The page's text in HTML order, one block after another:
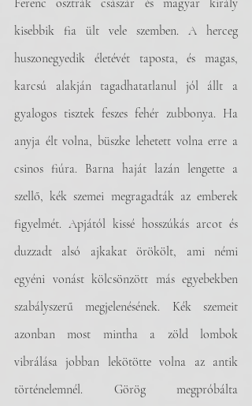
Ferenc osztrák császár és magyar király
kisebbik fia ült vele szemben. A herceg
huszonegyedik életévét taposta, és magas,
karcsú alakján tagadhatatlanul jól állt a
gyalogos tisztek feszes fehér zubbonya. Ha
anyja élt volna, büszke lehetett volna erre a
csinos fiúra. Barna haját lazán lengette a
szellő, kék szemei megragadták az emberek
figyelmét. Apjától kissé hosszúkás arcot és
duzzadt alsó ajkakat örökölt, ami némi
egyéni vonást kölcsönzött más egyebekben
szabályszerű megjelenésének. Kék szemeit
azonban most mintha a zöld lombok
vibrálása jobban lekötötte volna az antik
történelemnél. Görög megpróbálta